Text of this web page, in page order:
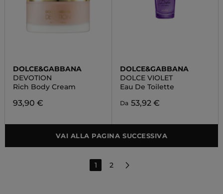
DOLCE&GABBANA
DEVOTION
Rich Body Cream
93,90 €
DOLCE&GABBANA
DOLCE VIOLET
Eau De Toilette
Da 53,92 €
VAI ALLA PAGINA SUCCESSIVA
1 2